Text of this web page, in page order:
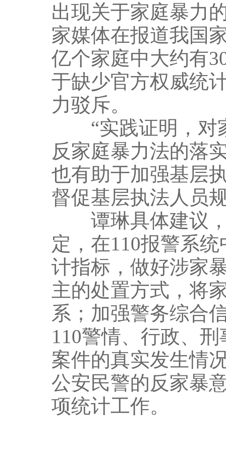
出现关于家庭暴力
家媒体在报道我国
亿个家庭中大约有
于缺少官方权威统
力驳斥。
“实践证明，对
反家庭暴力法的落
也有助于加强基层
督促基层执法人员
谭琳具体建议，
定，在110报警系
计指标，做好涉家
主的处置方式，将
系；加强警务综合
110警情、行政、
案件的真实发生情
公安民警的反家暴
项统计工作。